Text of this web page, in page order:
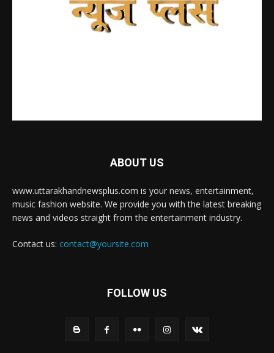
ABOUT US
www.uttarakhandnewsplus.com is your news, entertainment,
music fashion website. We provide you with the latest breaking
news and videos straight from the entertainment industry.
Contact us: contact@yoursite.com
FOLLOW US